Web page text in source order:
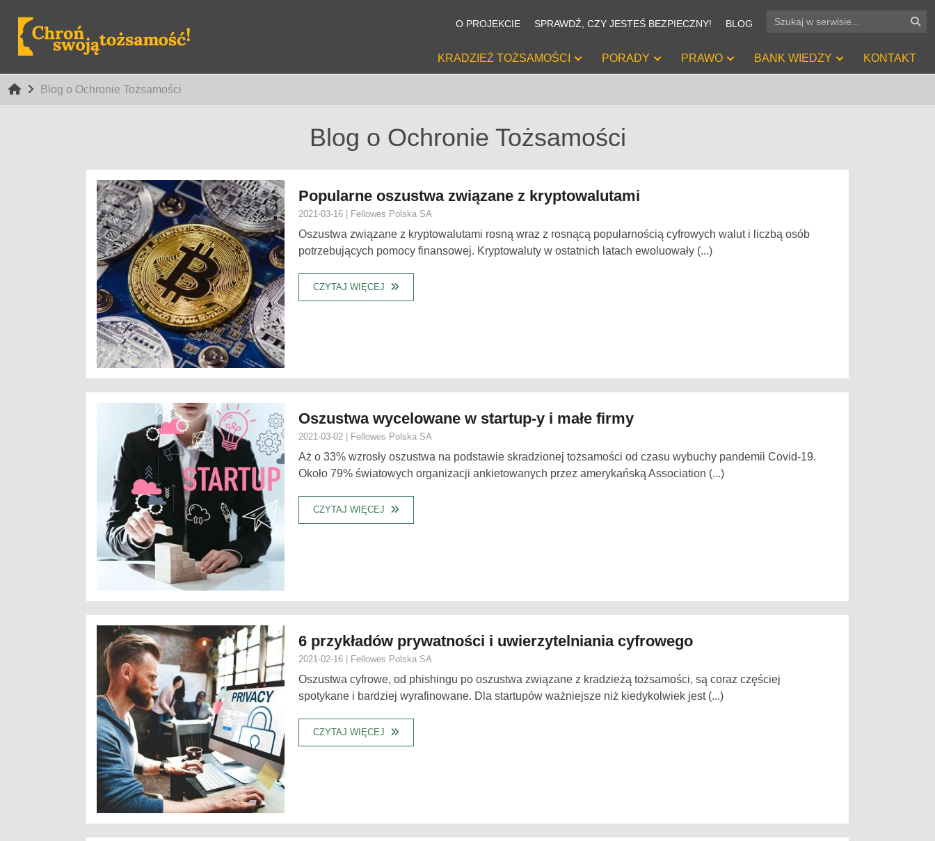
O PROJEKCIE SPRAWDŹ, CZY JESTEŚ BEZPIECZNY! BLOG
+
KRADZIEŻ TOŻSAMOŚCI +
PORADY +
PRAWO +
BANK WIEDZY KONTAKT
Blog o Ochronie Tożsamości
Blog o Ochronie Tożsamości
Popularne oszustwa związane z kryptowalutami
2021-03-16 | Fellowes Polska SA
Oszustwa związane z kryptowalutami rosną wraz z rosnącą popularnością cyfrowych walut i liczbą osób
potrzebujących pomocy finansowej. Kryptowaluty w ostatnich latach ewoluowały (...)
CZYTAJ WIĘCEJ
Oszustwa wycelowane w startup-y i małe firmy
2021-03-02 | Fellowes Polska SA
Aż o 33% wzrosły oszustwa na podstawie skradzionej tożsamości od czasu wybuchy pandemii Covid-19.
Około 79% światowych organizacji ankietowanych przez amerykańską Association (...)
CZYTAJ WIĘCEJ
6 przykładów prywatności i uwierzytelniania cyfrowego
2021-02-16 | Fellowes Polska SA
Oszustwa cyfrowe, od phishingu po oszustwa związane z kradzieżą tożsamości, są coraz częściej
spotykane i bardziej wyrafinowane. Dla startupów ważniejsze niż kiedykolwiek jest (...)
CZYTAJ WIĘCEJ